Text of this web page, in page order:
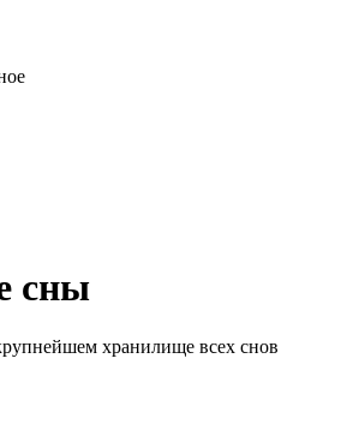
сны
хранилище всех снов